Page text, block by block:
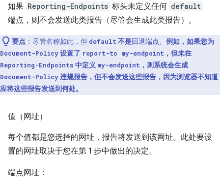
如果 Reporting-Endpoints 标头未定义任何 default
端点，则不会发送此类报告（尽管会生成此类报告）。
要点 ：尽管名称如此，但 default 不是回退端点。 例如，如果您为
Document-Policy设置了 report-to my-endpoint ，但未在
Reporting-Endpoints 中定义 my-endpoint ，则系统会生成
Document-Policy违规报告，但不会发送这些报告，因为浏览器不知道
应将这些报告发送到何处。
值（网址）
每个值都是您选择的网址，报告将发送到该网址。此处要设
置的网址取决于您在第 1 步中做出的决定。
端点网址：